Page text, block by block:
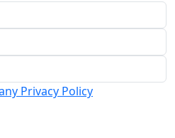
Privacy Policy